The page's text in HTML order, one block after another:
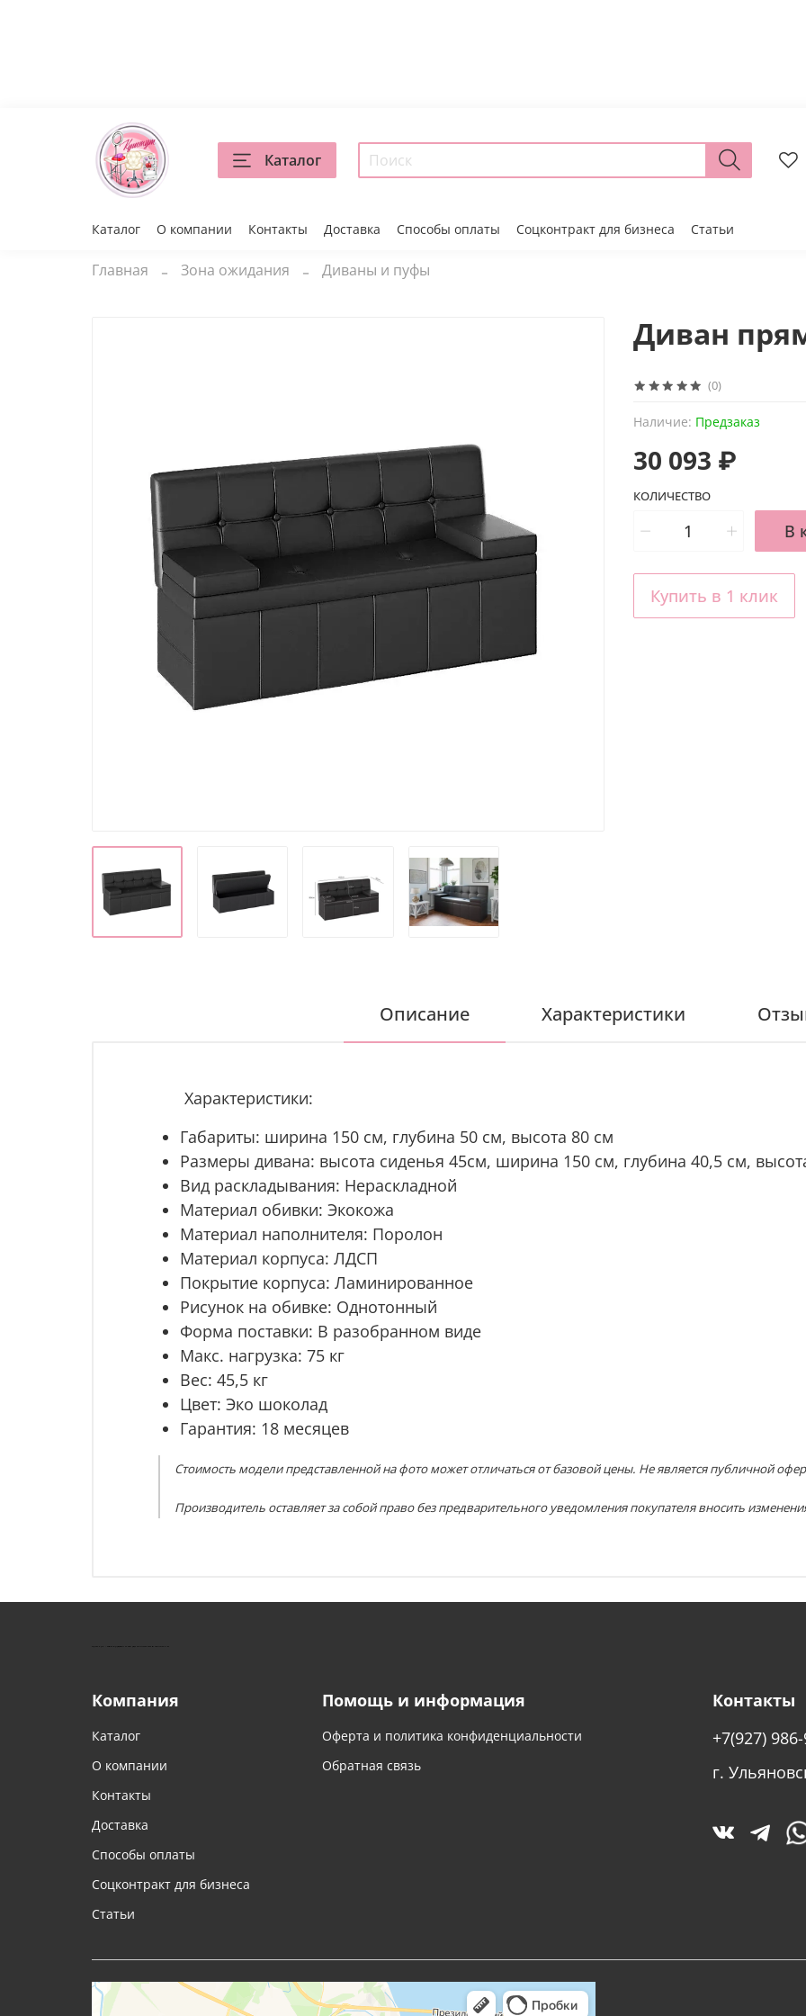
Каталог
Каталог О компании Контакты Доставка Способы оплаты Соцконтракт для бизнеса Статьи
Главная Зона ожидания Диваны и пуфы
(0)
Наличие: Предзаказ
Диван
30 093 ₽
КОЛИЧЕСТВО
В
Купить в 1 клик
Описание Характеристики
Характеристики:
Габариты: ширина 150 см, глубина 50 см, высота 80 см
Размеры дивана: высота сиденья 45см, ширина 150 см, глубина 40,5 см,
Вид раскладывания: Нераскладной
Материал обивки: Экокожа
Материал наполнителя: Поролон
Материал корпуса: ЛДСП
Покрытие корпуса: Ламинированное
Рисунок на обивке: Однотонный
Форма поставки: В разобранном виде
Макс. нагрузка: 75 кг
Вес: 45,5 кг
Цвет: Эко шоколад
Гарантия: 18 месяцев
Стоимость модели представленной на фото может отличаться от базовой цены. Не является публичной
Производитель оставляет за собой право без предварительного уведомления покупателя вносить
КУШТУТ - ОБОРУДОВАНИЕ ДЛЯ САЛОНОВ КРАСОТЫ
Компания
Каталог
О компании
Контакты
Доставка
Способы оплаты
Соцконтракт для бизнеса
Статьи
Помощь и информация
Оферта и политика конфиденциальности
Обратная связь
Контакты
+7(927)
г.